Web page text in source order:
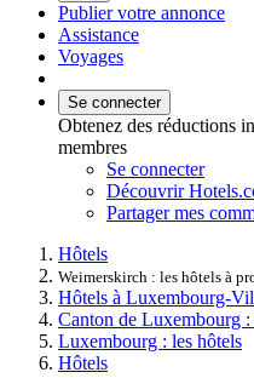
Publier votre annonce
Assistance
Voyages
Se connecter
Obtenez des réductions
membres
Se connecter
Découvrir
Partager mes
Hôtels
Weimerskirch : les hôtels à
Hôtels à Luxembourg-
Canton de Luxembourg :
Luxembourg : les hôtels
Hôtels